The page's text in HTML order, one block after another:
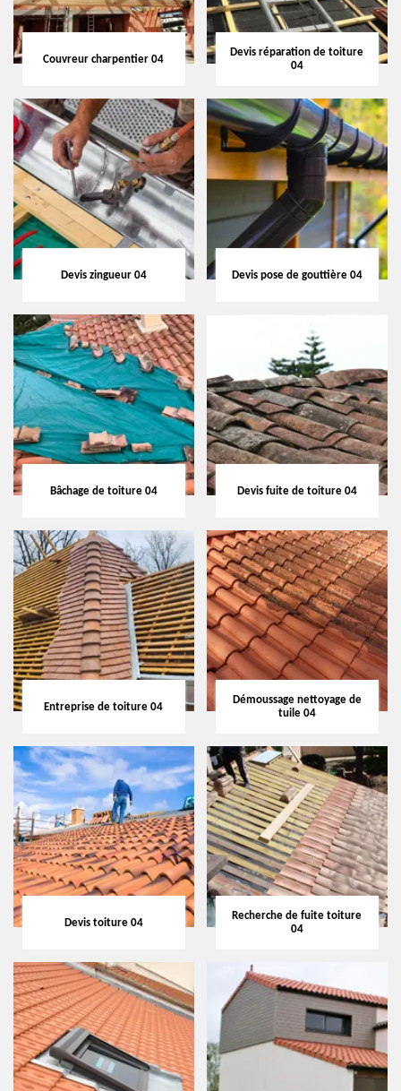
Couvreur charpentier 04
Devis réparation de toiture
04
Devis zingueur 04 Devis pose de gouttière 04
Bâchage de toiture 04 Devis fuite de toiture 04
Entreprise de toiture 04
Démoussage nettoyage de
tuile 04
Devis toiture 04
Recherche de fuite toiture
04